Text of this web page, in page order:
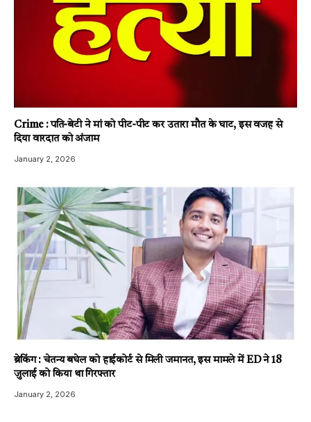
Crime : पति-बेटी ने मां को पीट-पीट कर उतारा मौत के घाट, इस वजह से
दिया वारदात को अंजाम
January 2, 2026
ब्रेकिंग : चेतन्य बघेल को हाईकोर्ट से मिली जमानत, इस मामले में ED ने 18
जुलाई को किया था गिरफ्तार
January 2, 2026